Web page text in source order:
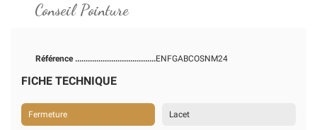
Conseil Pointure
Référence ENFGABCOSNM24
FICHE TECHNIQUE
Fermeture Lacet